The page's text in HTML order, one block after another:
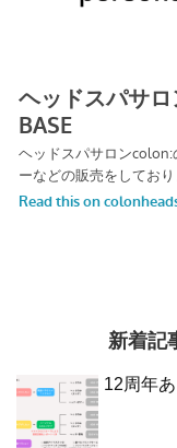
新着記
12周年